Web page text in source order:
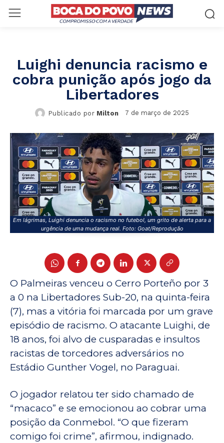
Luighi denuncia racismo e
cobra punição após jogo da
Libertadores
Publicado por Milton 7 de março de 2025
Em lágrimas, Luighi denuncia o racismo no futebol, um grito de alerta para a
urgência de uma mudança real. Foto: Goat/Reprodução
O Palmeiras venceu o Cerro Porteño por 3
a 0 na Libertadores Sub-20, na quinta-feira
(7), mas a vitória foi marcada por um grave
episódio de racismo. O atacante Luighi, de
18 anos, foi alvo de cusparadas e insultos
racistas de torcedores adversários no
Estádio Gunther Vogel, no Paraguai.
O jogador relatou ter sido chamado de
“macaco” e se emocionou ao cobrar uma
posição da Conmebol. “O que fizeram
comigo foi crime”, afirmou, indignado.